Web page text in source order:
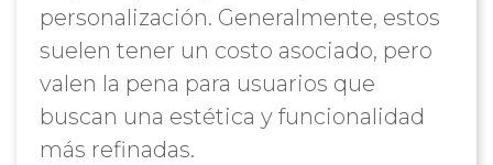
personalización. Generalmente, estos
suelen tener un costo asociado, pero
valen la pena para usuarios que
buscan una estética y funcionalidad
más refinadas.